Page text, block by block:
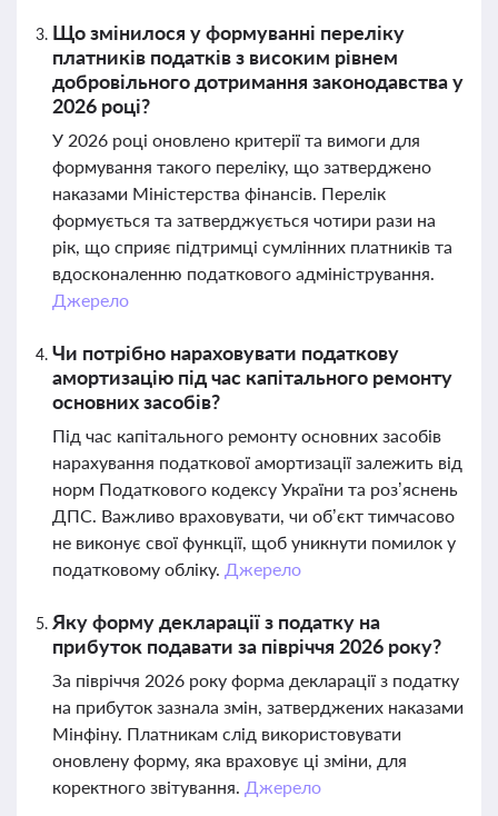
Що змінилося у формуванні переліку
платників податків з високим рівнем
добровільного дотримання законодавства у
2026 році?
У 2026 році оновлено критерії та вимоги для
формування такого переліку, що затверджено
наказами Міністерства фінансів. Перелік
формується та затверджується чотири рази на
рік, що сприяє підтримці сумлінних платників та
вдосконаленню податкового адміністрування.
Джерело
Чи потрібно нараховувати податкову
амортизацію під час капітального ремонту
основних засобів?
Під час капітального ремонту основних засобів
нарахування податкової амортизації залежить від
норм Податкового кодексу України та роз’яснень
ДПС. Важливо враховувати, чи об’єкт тимчасово
не виконує свої функції, щоб уникнути помилок у
податковому обліку. Джерело
Яку форму декларації з податку на
прибуток подавати за півріччя 2026 року?
За півріччя 2026 року форма декларації з податку
на прибуток зазнала змін, затверджених наказами
Мінфіну. Платникам слід використовувати
оновлену форму, яка враховує ці зміни, для
коректного звітування. Джерело